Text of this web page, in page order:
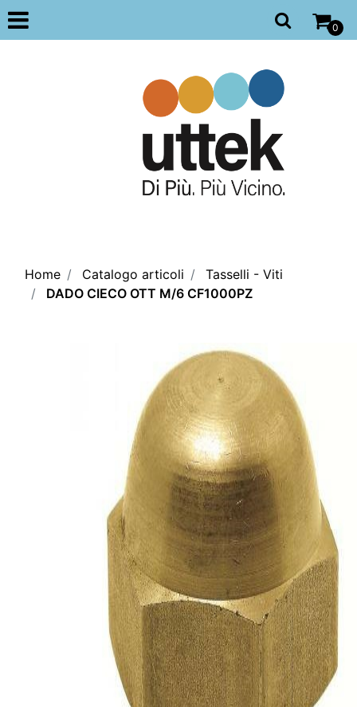
Open
0
Home Catalogo articoli
Tasselli - Viti
DADO CIECO OTT M/6 CF1000PZ